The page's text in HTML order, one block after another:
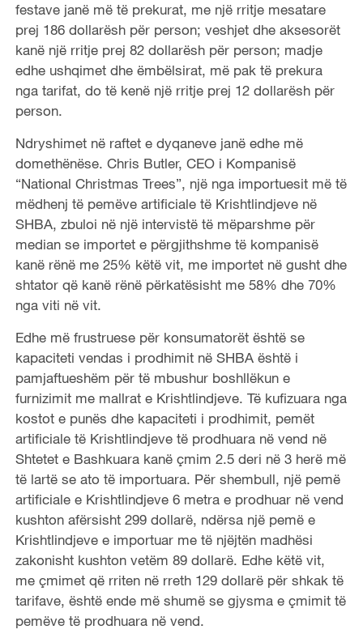
festave janë më të prekurat, me një rritje mesatare
prej 186 dollarësh për person; veshjet dhe aksesorët
kanë një rritje prej 82 dollarësh për person; madje
edhe ushqimet dhe ëmbëlsirat, më pak të prekura
nga tarifat, do të kenë një rritje prej 12 dollarësh për
person.
Ndryshimet në raftet e dyqaneve janë edhe më
domethënëse. Chris Butler, CEO i Kompanisë
“National Christmas Trees”, një nga importuesit më të
mëdhenj të pemëve artificiale të Krishtlindjeve në
SHBA, zbuloi në një intervistë të mëparshme për
median se importet e përgjithshme të kompanisë
kanë rënë me 25% këtë vit, me importet në gusht dhe
shtator që kanë rënë përkatësisht me 58% dhe 70%
nga viti në vit.
Edhe më frustruese për konsumatorët është se
kapaciteti vendas i prodhimit në SHBA është i
pamjaftueshëm për të mbushur boshllëkun e
furnizimit me mallrat e Krishtlindjeve. Të kufizuara nga
kostot e punës dhe kapaciteti i prodhimit, pemët
artificiale të Krishtlindjeve të prodhuara në vend në
Shtetet e Bashkuara kanë çmim 2.5 deri në 3 herë më
të lartë se ato të importuara. Për shembull, një pemë
artificiale e Krishtlindjeve 6 metra e prodhuar në vend
kushton afërsisht 299 dollarë, ndërsa një pemë e
Krishtlindjeve e importuar me të njëjtën madhësi
zakonisht kushton vetëm 89 dollarë. Edhe këtë vit,
me çmimet që rriten në rreth 129 dollarë për shkak të
tarifave, është ende më shumë se gjysma e çmimit të
pemëve të prodhuara në vend.